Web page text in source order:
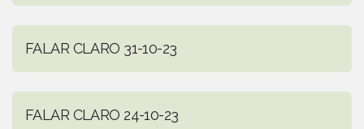
FALAR CLARO 31-10-23
FALAR CLARO 24-10-23